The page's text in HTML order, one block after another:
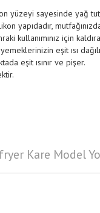
yüzeyi sayesinde yağ
yapıdadır,
kullanımınız için
eşit ısı
eşit ısınır ve pişer.
Kare Model